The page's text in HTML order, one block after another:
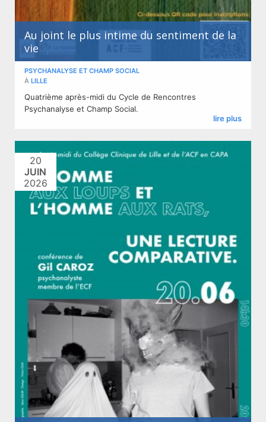
Au joint le plus intime du sentiment de la
vie
PSYCHANALYSE ET CHAMP SOCIAL
À LILLE
Quatrième après-midi du Cycle de Rencontres
Psychanalyse et Champ Social.
lire plus
20
JUIN
2026